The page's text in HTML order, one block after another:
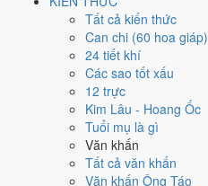
Tất cả kiến thức
Can chi (60 hoa giáp)
24 tiết khí
Các sao tốt xấu
12 trực
Kim Lâu - Hoang Ốc
Tuổi mụ là gì
Văn khấn
Tất cả văn khấn
Văn khấn Ông Táo
Quý Mùi (Thủy × Thổ)
Dương Liễu Mộc
Thất Xích Đoài Kim